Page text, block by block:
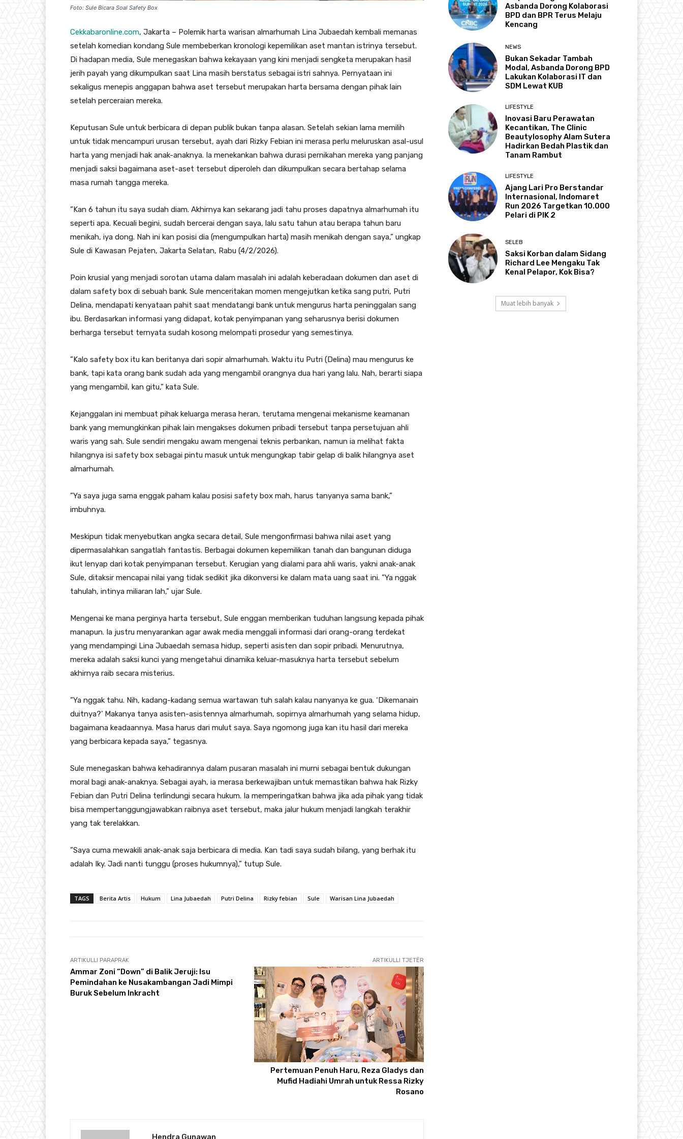
Foto: Sule Bicara Soal Safety Box
Cekkabaronline.com, Jakarta – ​Polemik harta warisan almarhumah Lina Jubaedah kembali memanas
setelah komedian kondang Sule membeberkan kronologi kepemilikan aset mantan istrinya tersebut.
Di hadapan media, Sule menegaskan bahwa kekayaan yang kini menjadi sengketa merupakan hasil
jerih payah yang dikumpulkan saat Lina masih berstatus sebagai istri sahnya. Pernyataan ini
sekaligus menepis anggapan bahwa aset tersebut merupakan harta bersama dengan pihak lain
setelah perceraian mereka.
​Keputusan Sule untuk berbicara di depan publik bukan tanpa alasan. Setelah sekian lama memilih
untuk tidak mencampuri urusan tersebut, ayah dari Rizky Febian ini merasa perlu meluruskan asal-usul
harta yang menjadi hak anak-anaknya. Ia menekankan bahwa durasi pernikahan mereka yang panjang
menjadi saksi bagaimana aset-aset tersebut diperoleh dan dikumpulkan secara bertahap selama
masa rumah tangga mereka.
​”Kan 6 tahun itu saya sudah diam. Akhirnya kan sekarang jadi tahu proses dapatnya almarhumah itu
seperti apa. Kecuali begini, sudah bercerai dengan saya, lalu satu tahun atau berapa tahun baru
menikah, iya dong. Nah ini kan posisi dia (mengumpulkan harta) masih menikah dengan saya,” ungkap
Sule di Kawasan Pejaten, Jakarta Selatan, Rabu (4/2/2026).
​Poin krusial yang menjadi sorotan utama dalam masalah ini adalah keberadaan dokumen dan aset di
dalam safety box di sebuah bank. Sule menceritakan momen mengejutkan ketika sang putri, Putri
Delina, mendapati kenyataan pahit saat mendatangi bank untuk mengurus harta peninggalan sang
ibu. Berdasarkan informasi yang didapat, kotak penyimpanan yang seharusnya berisi dokumen
berharga tersebut ternyata sudah kosong melompati prosedur yang semestinya.
​”Kalo safety box itu kan beritanya dari sopir almarhumah. Waktu itu Putri (Delina) mau mengurus ke
bank, tapi kata orang bank sudah ada yang mengambil orangnya dua hari yang lalu. Nah, berarti siapa
yang mengambil, kan gitu,” kata Sule.
​Kejanggalan ini membuat pihak keluarga merasa heran, terutama mengenai mekanisme keamanan
bank yang memungkinkan pihak lain mengakses dokumen pribadi tersebut tanpa persetujuan ahli
waris yang sah. Sule sendiri mengaku awam mengenai teknis perbankan, namun ia melihat fakta
hilangnya isi safety box sebagai pintu masuk untuk mengungkap tabir gelap di balik hilangnya aset
almarhumah.
​”Ya saya juga sama enggak paham kalau posisi safety box mah, harus tanyanya sama bank,”
imbuhnya.
​Meskipun tidak menyebutkan angka secara detail, Sule mengonfirmasi bahwa nilai aset yang
dipermasalahkan sangatlah fantastis. Berbagai dokumen kepemilikan tanah dan bangunan diduga
ikut lenyap dari kotak penyimpanan tersebut. Kerugian yang dialami para ahli waris, yakni anak-anak
Sule, ditaksir mencapai nilai yang tidak sedikit jika dikonversi ke dalam mata uang saat ini. ​”Ya nggak
tahulah, intinya miliaran lah,” ujar Sule.
​Mengenai ke mana perginya harta tersebut, Sule enggan memberikan tuduhan langsung kepada pihak
manapun. Ia justru menyarankan agar awak media menggali informasi dari orang-orang terdekat
yang mendampingi Lina Jubaedah semasa hidup, seperti asisten dan sopir pribadi. Menurutnya,
mereka adalah saksi kunci yang mengetahui dinamika keluar-masuknya harta tersebut sebelum
akhirnya raib secara misterius.
​”Ya nggak tahu. Nih, kadang-kadang semua wartawan tuh salah kalau nanyanya ke gua. ‘Dikemanain
duitnya?’ Makanya tanya asisten-asistennya almarhumah, sopirnya almarhumah yang selama hidup,
bagaimana keadaannya. Masa harus dari mulut saya. Saya ngomong juga kan itu hasil dari mereka
yang berbicara kepada saya,” tegasnya.
​Sule menegaskan bahwa kehadirannya dalam pusaran masalah ini murni sebagai bentuk dukungan
moral bagi anak-anaknya. Sebagai ayah, ia merasa berkewajiban untuk memastikan bahwa hak Rizky
Febian dan Putri Delina terlindungi secara hukum. Ia memperingatkan bahwa jika ada pihak yang tidak
bisa mempertanggungjawabkan raibnya aset tersebut, maka jalur hukum menjadi langkah terakhir
yang tak terelakkan.
​”Saya cuma mewakili anak-anak saja berbicara di media. Kan tadi saya sudah bilang, yang berhak itu
adalah Iky. Jadi nanti tunggu (proses hukumnya),” tutup Sule.
TAGS Berita Artis Hukum Lina Jubaedah Putri Delina Rizky febian Sule Warisan Lina Jubaedah
ARTIKULLI PARAPRAK
Ammar Zoni “Down” di Balik Jeruji: Isu
Pemindahan ke Nusakambangan Jadi Mimpi
Buruk Sebelum Inkracht
ARTIKULLI TJETËR
Pertemuan Penuh Haru, Reza Gladys dan
Mufid Hadiahi Umrah untuk Ressa Rizky
Rosano
Hendra Gunawan
Asbanda Dorong Kolaborasi
BPD dan BPR Terus Melaju
Kencang
NEWS
Bukan Sekadar Tambah
Modal, Asbanda Dorong BPD
Lakukan Kolaborasi IT dan
SDM Lewat KUB
LIFESTYLE
Inovasi Baru Perawatan
Kecantikan, The Clinic
Beautylosophy Alam Sutera
Hadirkan Bedah Plastik dan
Tanam Rambut
LIFESTYLE
Ajang Lari Pro Berstandar
Internasional, Indomaret
Run 2026 Targetkan 10.000
Pelari di PIK 2
SELEB
Saksi Korban dalam Sidang
Richard Lee Mengaku Tak
Kenal Pelapor, Kok Bisa?
Muat lebih banyak